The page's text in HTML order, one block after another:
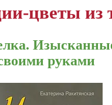
цветы из
руками